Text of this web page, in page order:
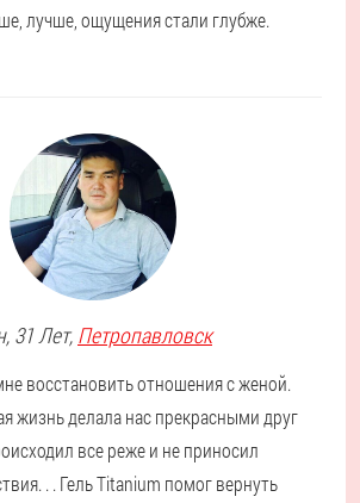
лучше, ощущения стали глубже.
, 31 Лет, Петропавловск
восстановить отношения с женой.
жизнь делала нас прекрасными друг
все реже и не приносил
. . Гель Titanium помог вернуть